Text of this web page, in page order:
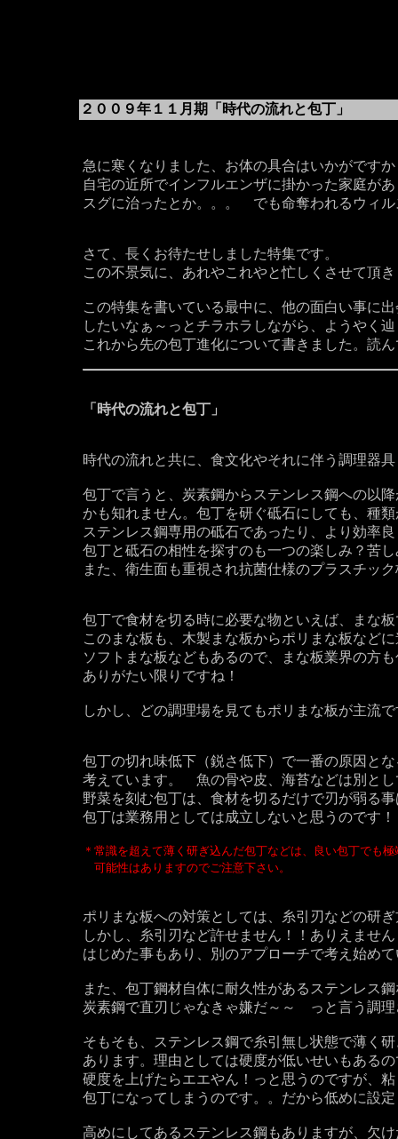
２００９年１１月期「時代の流れと包丁」
急に寒くなりました、お体の具合はいかがです
自宅の近所でインフルエンザに掛かった家庭が
スグに治ったとか。。。 でも命奪われるウィ
さて、長くお待たせしました特集です。
この不景気に、あれやこれやと忙しくさせて頂
この特集を書いている最中に、他の面白い事に
したいなぁ～っとチラホラしながら、ようやく
これから先の包丁進化について書きました。
「時代の流れと包丁」
時代の流れと共に、食文化やそれに伴う調理器
包丁で言うと、炭素鋼からステンレス鋼への以
かも知れません。包丁を研ぐ砥石にしても、種
ステンレス鋼専用の砥石であったり、より効率
包丁と砥石の相性を探すのも一つの楽しみ？苦
また、衛生面も重視され抗菌仕様のプラスチッ
包丁で食材を切る時に必要な物といえば、まな
このまな板も、木製まな板からポリまな板など
ソフトまな板などもあるので、まな板業界の方
ありがたい限りですね！
しかし、どの調理場を見てもポリまな板が主流
包丁の切れ味低下（鋭さ低下）で一番の原因と
考えています。 魚の骨や皮、海苔などは別と
野菜を刻む包丁は、食材を切るだけで刃が弱る
包丁は業務用としては成立しないと思うのです！
＊常識を超えて薄く研ぎ込んだ包丁などは、良い包丁でも
可能性はありますのでご注意下さい。
ポリまな板への対策としては、糸引刃などの研
しかし、糸引刃など許せません！！ありえませ
はじめた事もあり、別のアプローチで考え始め
また、包丁鋼材自体に耐久性があるステンレス
炭素鋼で直刃じゃなきゃ嫌だ～～ っと言う調
そもそも、ステンレス鋼で糸引無し状態で薄く
あります。理由としては硬度が低いせいもある
硬度を上げたらエエやん！っと思うのですが、
包丁になってしまうのです。。だから低めに設
高めにしてあるステンレス鋼もありますが、欠